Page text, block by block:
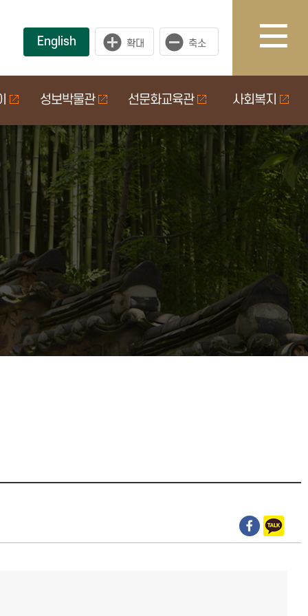
English
성보박물관 선문화교육관 사회복지